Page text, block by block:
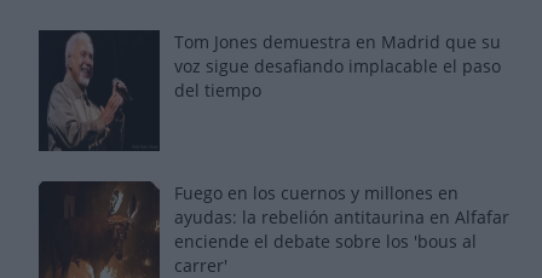
Tom Jones demuestra en Madrid que su
voz sigue desafiando implacable el paso
del tiempo
Fuego en los cuernos y millones en
ayudas: la rebelión antitaurina en Alfafar
enciende el debate sobre los 'bous al
carrer'